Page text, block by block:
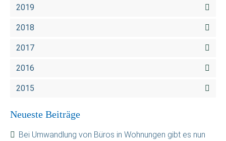
2019
2018
2017
2016
2015
Neueste Beiträge
Bei Umwandlung von Büros in Wohnungen gibt es nun